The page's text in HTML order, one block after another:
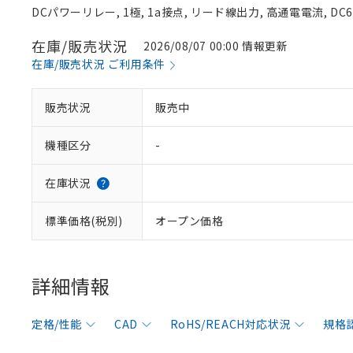
DCパワーリレー, 1極, 1a接点, リード線出力, 高通電電流,
在庫/販売状況
2026/08/07 00:00 情報更新
在庫/販売状況 ご利用条件
販売状況 販売中
機種区分 -
在庫状況
標準価格(税別) オープン価格
詳細情報
定格/性能 CAD RoHS/REACH対応状況 規格